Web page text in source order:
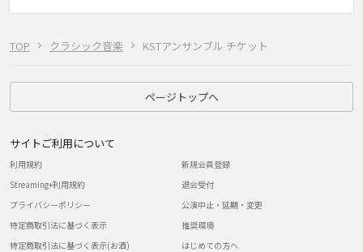
TOP クラシック音楽 KSTアンサンブル チケット
ページトップへ
サイトご利用について
利用規約
Streaming+利用規約
プライバシーポリシー
特定商取引法に基づく表示
特定商取引法に基づく表示(お酒)
新規会員登録
退会受付
公演中止・延期・変更
推奨環境
はじめての方へ